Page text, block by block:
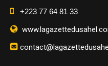
+223 77 64 81 33